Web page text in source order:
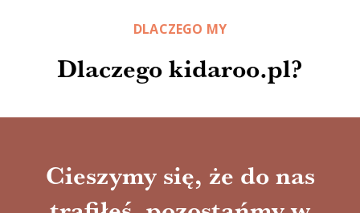
Dlaczego kidaroo.pl?
DLACZEGO MY
Cieszymy się, że do nas